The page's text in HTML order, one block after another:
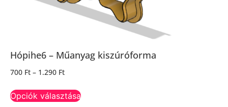
Hópihe6 – Műanyag kiszúróforma
700 Ft – 1.290 Ft
Opciók választása